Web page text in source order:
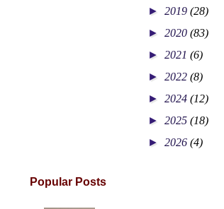
► 2019 (28)
► 2020 (83)
► 2021 (6)
► 2022 (8)
► 2024 (12)
► 2025 (18)
► 2026 (4)
Popular Posts